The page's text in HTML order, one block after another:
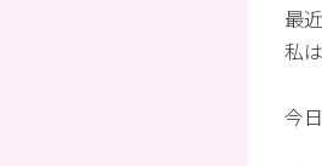
最
私
今